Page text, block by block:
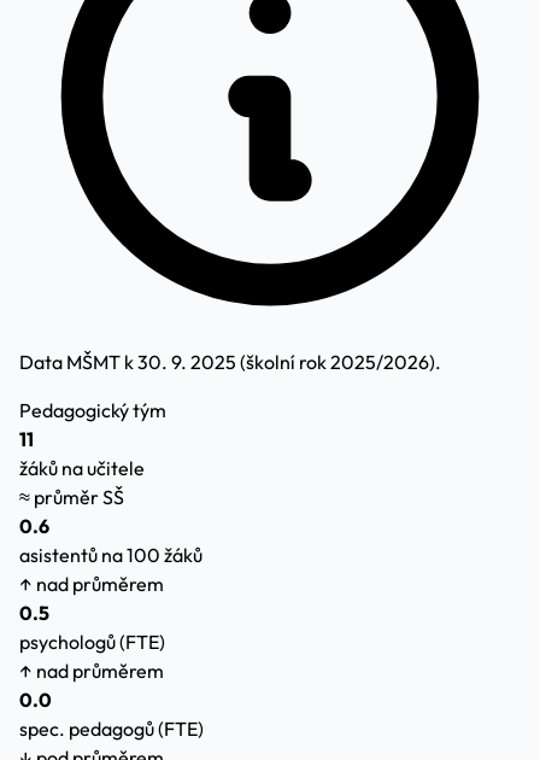
Data MŠMT k 30. 9. 2025 (školní rok 2025/2026).
Pedagogický tým
11
žáků na učitele
≈ průměr SŠ
0.6
asistentů na 100 žáků
↑ nad průměrem
0.5
psychologů (FTE)
↑ nad průměrem
0.0
spec. pedagogů (FTE)